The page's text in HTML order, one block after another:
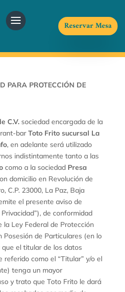
Reservar Mesa
PARA PROTECCIÓN DE
C.V.sociedad encargada de la
bar Toto Frito sucursal La
, en adelante será utilizado
indistintamente tanto a las
como a la sociedad Presa
domicilio en Revolución de
C.P. 23000, La Paz, Baja
el presente aviso de
de conformidad
la Ley Federal de Protección
Posesión de Particulares (en lo
que el titular de los datos
referido como el “Titular” y/o el
tenga un mayor
y trato que Toto Frito le dará